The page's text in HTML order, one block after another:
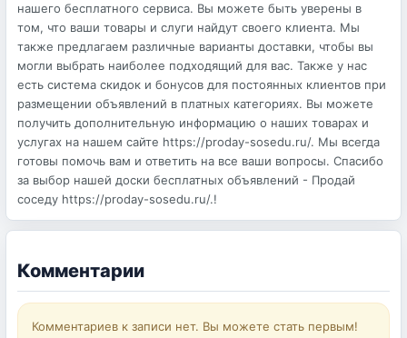
нашего бесплатного сервиса. Вы можете быть уверены в
том, что ваши товары и слуги найдут своего клиента. Мы
также предлагаем различные варианты доставки, чтобы вы
могли выбрать наиболее подходящий для вас. Также у нас
есть система скидок и бонусов для постоянных клиентов при
размещении объявлений в платных категориях. Вы можете
получить дополнительную информацию о наших товарах и
услугах на нашем сайте https://proday-sosedu.ru/. Мы всегда
готовы помочь вам и ответить на все ваши вопросы. Спасибо
за выбор нашей доски бесплатных объявлений - Продай
соседу https://proday-sosedu.ru/.!
Комментарии
Комментариев к записи нет. Вы можете стать первым!